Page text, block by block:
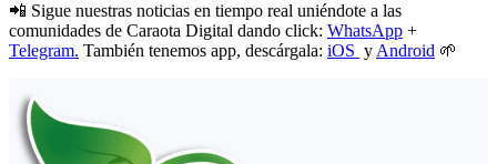
📲 Sigue nuestras noticias en tiempo real uniéndote a las
comunidades de Caraota Digital dando click: WhatsApp +
Telegram. También tenemos app, descárgala: iOS yAndroid 🌱